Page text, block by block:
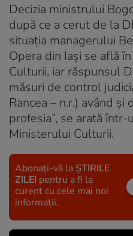
Decizia ministrului
după ce a cerut de la
situaţia managerului
Opera din Iaşi se află
Culturii, iar răspunsul
măsuri de control
Rancea – n.r.) având
profesia”, se arată
Ministerului Culturii.
Abonați-vă la ȘTIRILE
ZILEI pentru a fi la
curent cu cele mai noi
informații.